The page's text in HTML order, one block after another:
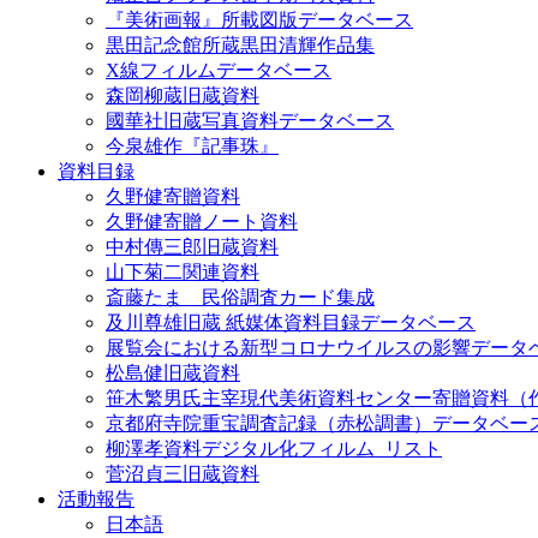
『美術画報』所載図版データベース
黒田記念館所蔵黒田清輝作品集
X線フィルムデータベース
森岡柳蔵旧蔵資料
國華社旧蔵写真資料データベース
今泉雄作『記事珠』
資料目録
久野健寄贈資料
久野健寄贈ノート資料
中村傳三郎旧蔵資料
山下菊二関連資料
斎藤たま 民俗調査カード集成
及川尊雄旧蔵 紙媒体資料目録データベース
展覧会における新型コロナウイルスの影響データ
松島健旧蔵資料
笹木繁男氏主宰現代美術資料センター寄贈資料（
京都府寺院重宝調査記録（赤松調書）データベー
柳澤孝資料デジタル化フィルム_リスト
菅沼貞三旧蔵資料
活動報告
日本語